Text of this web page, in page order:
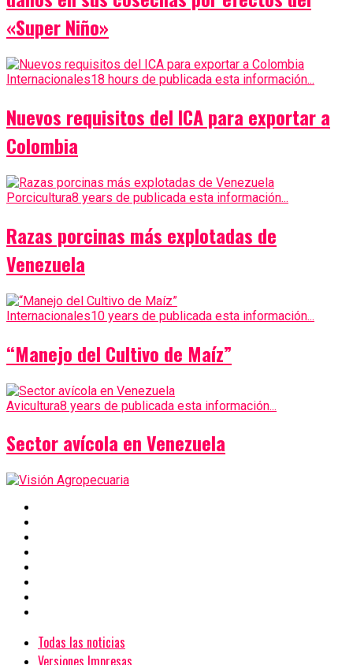
«Super Niño»
Internacionales18 hours de publicada esta información...
Nuevos requisitos del ICA para exportar a
Colombia
Porcicultura8 years de publicada esta información...
Razas porcinas más explotadas de
Venezuela
Internacionales10 years de publicada esta información...
“Manejo del Cultivo de Maíz”
Avicultura8 years de publicada esta información...
Sector avícola en Venezuela
Todas las noticias